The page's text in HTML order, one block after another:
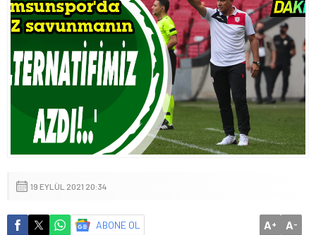
19 EYLÜL 2021 20:34
ABONE OL A+ A-